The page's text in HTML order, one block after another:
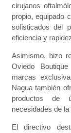
cirujanos
propio, equipado
sofisticados del
eficiencia y
Asimismo, hizo
Oviedo
marcas
Nagua también
productos de
necesidades de
El directivo